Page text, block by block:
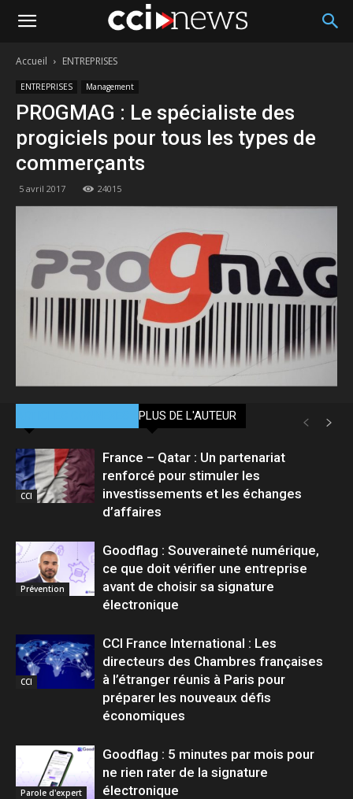
Accueil ENTREPRISES
ENTREPRISES Management
PROGMAG : Le spécialiste des
progiciels pour tous les types de
commerçants
5 avril 2017 24015
PLUS DE L'AUTEUR
CCI
France – Qatar : Un partenariat
renforcé pour stimuler les
investissements et les échanges
d’affaires
Prévention
Goodflag : Souveraineté numérique,
ce que doit vérifier une entreprise
avant de choisir sa signature
électronique
CCI
CCI France International : Les
directeurs des Chambres françaises
à l’étranger réunis à Paris pour
préparer les nouveaux défis
économiques
Parole d'expert
Goodflag : 5 minutes par mois pour
ne rien rater de la signature
électronique